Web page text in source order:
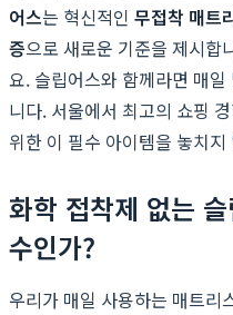
어스는 혁신적인 무접착 매트
증으로 새로운 기준을 제시합
요. 슬립어스와 함께라면 매
니다. 서울에서 최고의 쇼핑
위한 이 필수 아이템을 놓치
화학 접착제 없는
수인가?
우리가 매일 사용하는 매트리